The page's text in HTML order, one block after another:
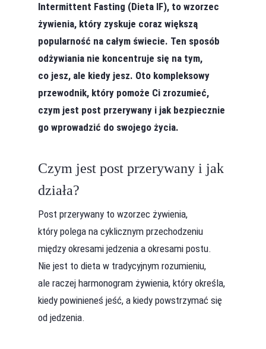
Intermittent Fasting (Dieta IF), to wzorzec
żywienia, który zyskuje coraz większą
popularność na całym świecie. Ten sposób
odżywiania nie koncentruje się na tym,
co jesz, ale kiedy jesz. Oto kompleksowy
przewodnik, który pomoże Ci zrozumieć,
czym jest post przerywany i jak bezpiecznie
go wprowadzić do swojego życia.
Czym jest post przerywany i jak
działa?
Post przerywany to wzorzec żywienia,
który polega na cyklicznym przechodzeniu
między okresami jedzenia a okresami postu.
Nie jest to dieta w tradycyjnym rozumieniu,
ale raczej harmonogram żywienia, który określa,
kiedy powinieneś jeść, a kiedy powstrzymać się
od jedzenia.